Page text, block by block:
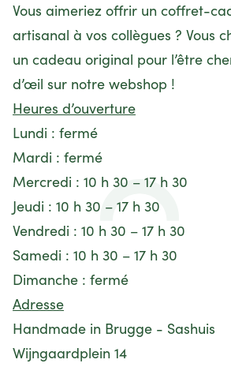
Vous aimeriez offrir un coffret-
artisanal à vos collègues ? Vous
un cadeau original pour l’être
d’œil sur notre webshop !
Heures d’ouverture
Lundi : fermé
Mardi : fermé
Mercredi : 10 h 30 – 17 h 30
Jeudi : 10 h 30 – 17 h 30
Vendredi : 10 h 30 – 17 h 30
Samedi : 10 h 30 – 17 h 30
Dimanche : fermé
Adresse
Handmade in Brugge - Sashuis
Wijngaardplein 14